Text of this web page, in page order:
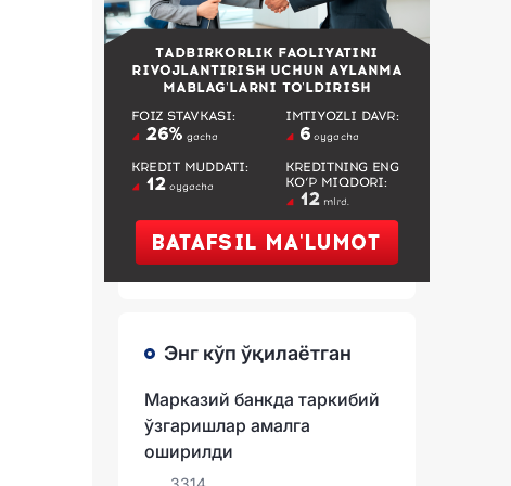
Энг кўп ўқилаётган
Марказий банкда таркибий
ўзгаришлар амалга
оширилди